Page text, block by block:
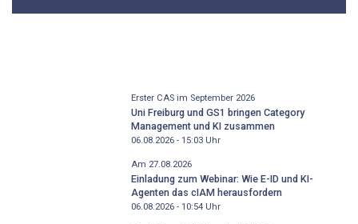
Erster CAS im September 2026
Uni Freiburg und GS1 bringen Category
Management und KI zusammen
06.08.2026 - 15:03Uhr
Am 27.08.2026
Einladung zum Webinar: Wie E-ID und KI-
Agenten das cIAM herausfordern
06.08.2026 - 10:54Uhr